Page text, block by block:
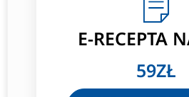
E-RECEPTA
59ZŁ